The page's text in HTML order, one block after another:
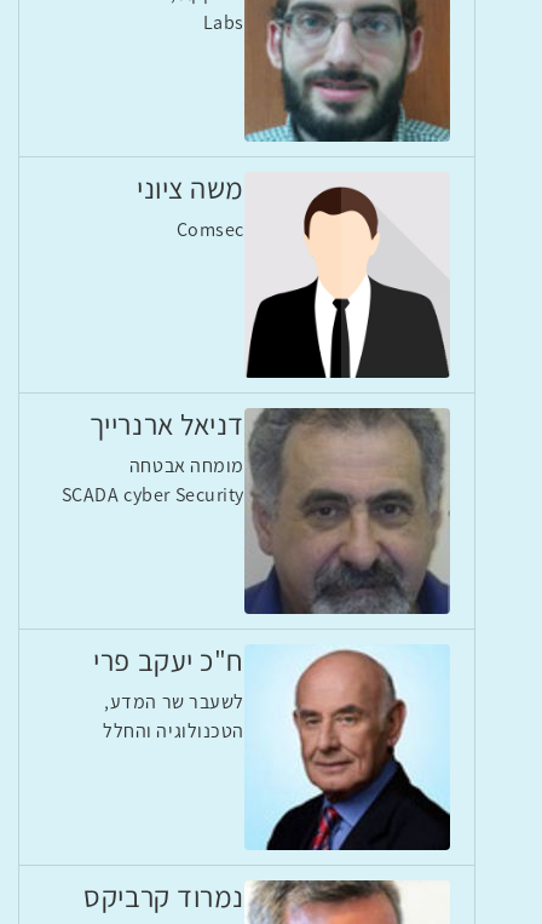
Labs
משה ציוני
Comsec
דניאל ארנרייך
מומחה אבטחה
SCADA cyber Security
ח"כ יעקב פרי
לשעבר שר המדע,
הטכנולוגיה והחלל
נמרוד קרביקס